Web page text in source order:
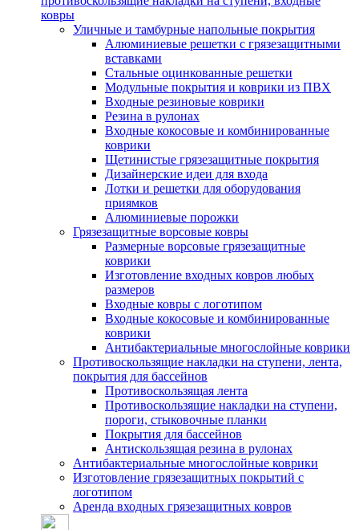
ковры
Уличные и тамбурные напольные покрытия
Алюминиевые решетки с грязезащитными
вставками
Стальные оцинкованные решетки
Модульные покрытия и коврики из ПВХ
Входные резиновые коврики
Резина в рулонах
Входные кокосовые и комбинированные
коврики
Щетинистые грязезащитные покрытия
Дизайнерские идеи для входа
Лотки и решетки для оборудования
приямков
Алюминиевые порожки
Грязезащитные ворсовые ковры
Размерные ворсовые грязезащитные
коврики
Изготовление входных ковров любых
размеров
Входные ковры с логотипом
Входные кокосовые и комбинированные
коврики
Антибактериальные многослойные коврики
Противоскользящие накладки на ступени, лента,
покрытия для бассейнов
Противоскользящая лента
Противоскользящие накладки на ступени,
пороги, стыковочные планки
Покрытия для бассейнов
Антискользящая резина в рулонах
Антибактериальные многослойные коврики
Изготовление грязезащитных покрытий с
логотипом
Аренда входных грязезащитных ковров